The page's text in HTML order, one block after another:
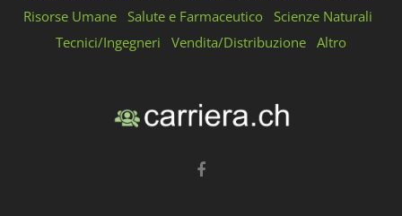
Risorse Umane
Salute e Farmaceutico
Scienze Naturali
Tecnici/Ingegneri
Vendita/Distribuzione Altro